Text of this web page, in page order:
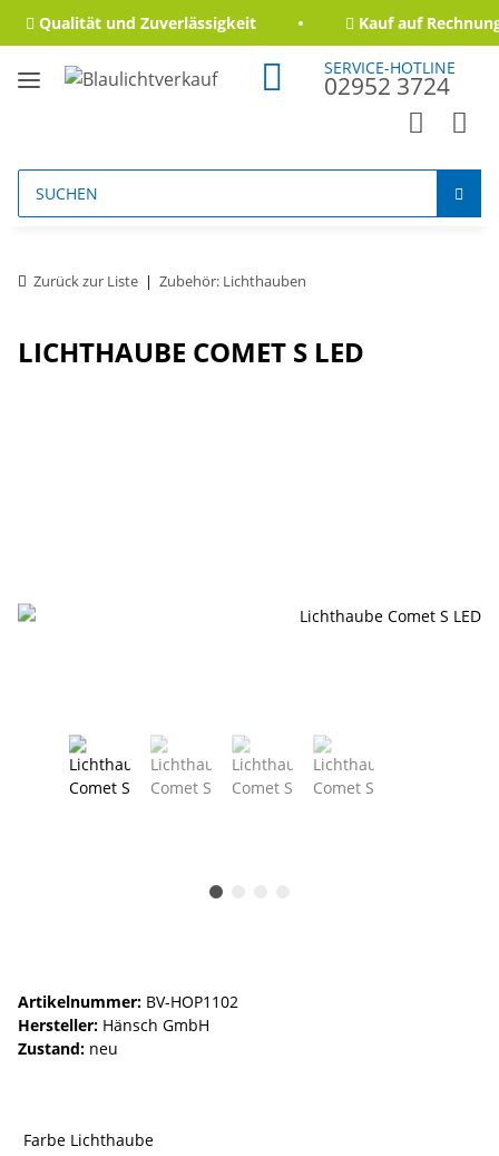
Qualität und Zuverlässigkeit Kauf auf
SERVICE-HOTLINE
02952 3724
Zurück zur Liste Zubehör: Lichthauben
LICHTHAUBE COMET S LED
Artikelnummer: BV-HOP1102
Hersteller: Hänsch GmbH
Zustand: neu
Farbe Lichthaube